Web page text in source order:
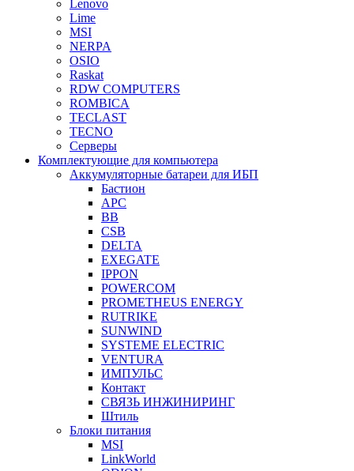
Lenovo
Lime
MSI
NERPA
OSIO
Raskat
RDW COMPUTERS
ROMBICA
TECLAST
TECNO
Серверы
Комплектующие для компьютера
Аккумуляторные батареи для ИБП
Бастион
APC
BB
CSB
DELTA
EXEGATE
IPPON
POWERCOM
PROMETHEUS ENERGY
RUTRIKE
SUNWIND
SYSTEME ELECTRIC
VENTURA
ИМПУЛЬС
Контакт
СВЯЗЬ ИНЖИНИРИНГ
Штиль
Блоки питания
MSI
LinkWorld